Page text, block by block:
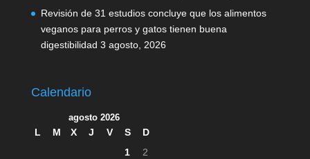
Revisión de 31 estudios concluye que los alimentos
veganos para perros y gatos tienen buena
digestibilidad 3 agosto, 2026
Calendario
agosto 2026
L M X J V S
D
1
2